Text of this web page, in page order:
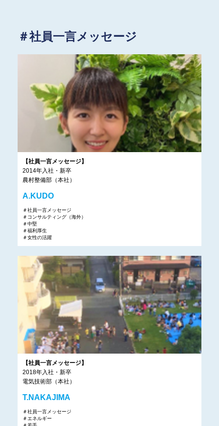
＃社員一言メッセージ
【社員一言メッセージ】
2014年入社・新卒
農村整備部（本社）
A.KUDO
＃社員一言メッセージ
＃コンサルティング（海外）
＃中堅
＃福利厚生
＃女性の活躍
【社員一言メッセージ】
2018年入社・新卒
電気技術部（本社）
T.NAKAJIMA
＃社員一言メッセージ
＃エネルギー